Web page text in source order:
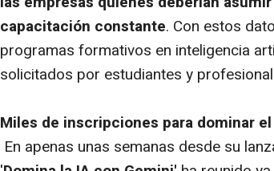
capacitación constante. Con estos
programas formativos en inteligencia
solicitados por estudiantes y
Miles de inscripciones para dominar
En apenas unas semanas desde su